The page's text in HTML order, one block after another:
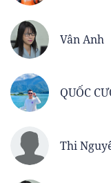
Vân Anh
QUỐC
Thi